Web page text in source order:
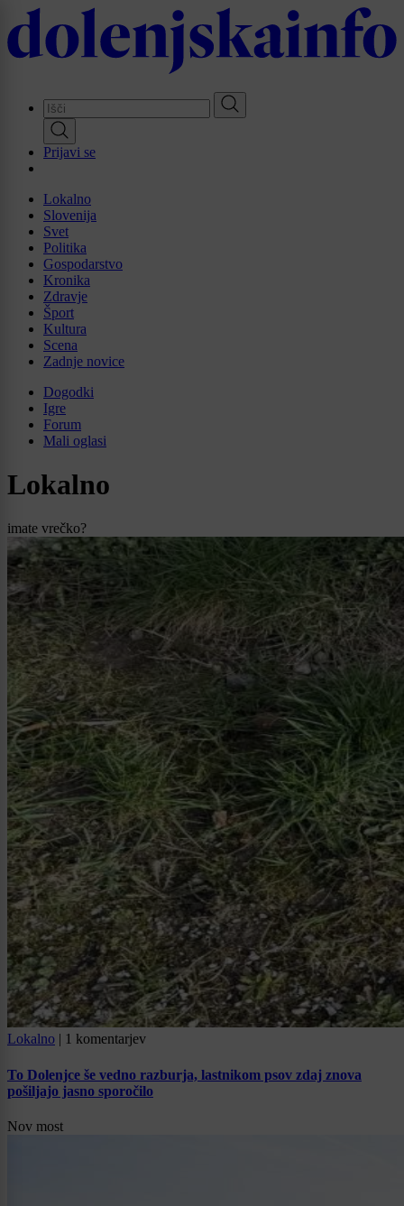
Skip
to
main
Prijavi se
Lokalno
Slovenija
Svet
Politika
Gospodarstvo
Kronika
Zdravje
Šport
Kultura
Scena
Zadnje novice
Dogodki
Igre
Forum
Mali oglasi
Lokalno
imate vrečko?
Lokalno 1 komentarjev
To Dolenjce še vedno razburja, lastnikom psov zdaj znova
pošiljajo jasno sporočilo
Nov most